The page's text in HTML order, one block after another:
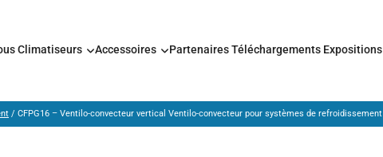
Climatiseurs Accessoires PartenairesTéléchargements Expositions
/ CFPG16 – Ventilo-convecteur vertical Ventilo-convecteur pour systèmes de refroidissement